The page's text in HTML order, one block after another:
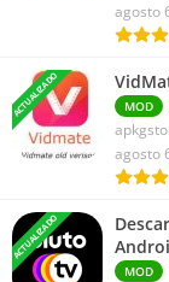
agosto
ACTUALIZADO MOD
agosto
ACTUALIZADO
MOD